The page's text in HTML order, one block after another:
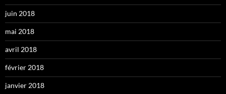
juin 2018
mai 2018
avril 2018
février 2018
janvier 2018